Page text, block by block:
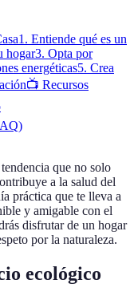
1. Entiende qué es un
hogar3. Opta por
energéticas5. Crea
📺 Recursos
que no solo
a la salud del
práctica que te lleva a
y amigable con el
disfrutar de un hogar
por la naturaleza.
ecológico